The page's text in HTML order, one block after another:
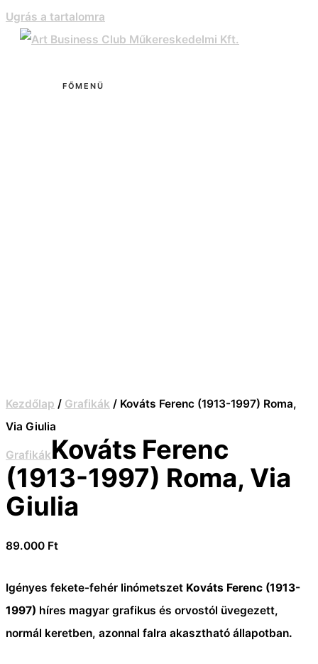
Ugrás a tartalomra
FŐMENÜ
Kezdőlap / Grafikák / Kováts Ferenc (1913-1997) Roma,
Via Giulia
GrafikákKováts Ferenc
(1913-1997) Roma, Via
Giulia
89.000 Ft
Igényes fekete-fehér linómetszet Kováts Ferenc (1913-
1997) híres magyar grafikus és orvostól üvegezett,
normál keretben, azonnal falra akasztható állapotban.